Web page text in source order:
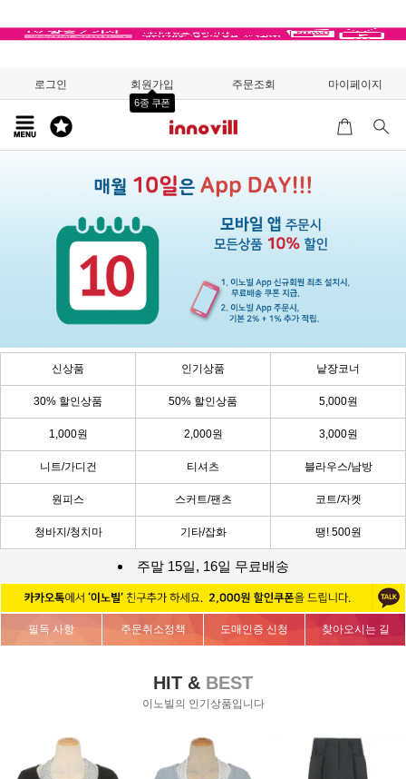
로그인 회원가입
6종 쿠폰
주문조회 마이페이지
신상품 인기상품 낱장코너
30% 할인상품 50% 할인상품 5,000원
1,000원 2,000원 3,000원
니트/가디건 티셔츠 블라우스/남방
원피스 스커트/팬츠 코트/자켓
청바지/청치마 기타/잡화 땡! 500원
주말 15일, 16일 무료배송
필독 사항 주문취소정책 도매인증 신청 찾아오시는 길
HIT & BEST
이노빌의 인기상품입니다